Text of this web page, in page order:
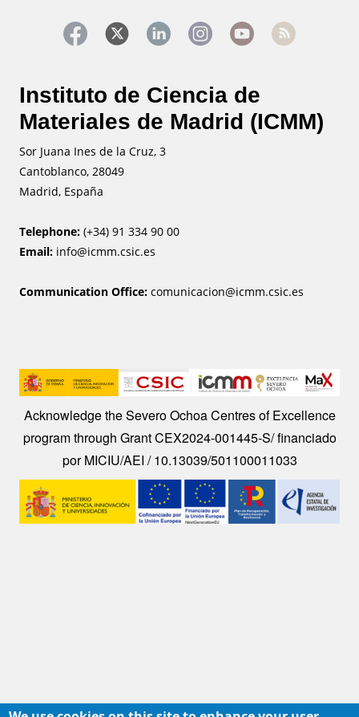
Instituto de Ciencia de
Materiales de Madrid (ICMM)
Sor Juana Ines de la Cruz, 3
Cantoblanco, 28049
Madrid, España
Telephone: (+34) 91 334 90 00
Email: info@icmm.csic.es
Communication Office: comunicacion@icmm.csic.es
Image
Acknowledge the Severo Ochoa Centres of Excellence
program through Grant CEX2024-001445-S/ financiado
por MICIU/AEI / 10.13039/501100011033
Image